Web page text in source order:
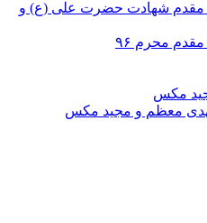
مقدم شهادت حضرت علی (ع) و
محرم ۹۶
مکس
معظم و مجید مکس